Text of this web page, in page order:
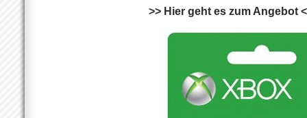
>> Hier geht es zum Angebot